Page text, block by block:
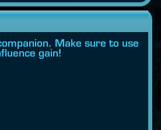
Make sure to use
gain!